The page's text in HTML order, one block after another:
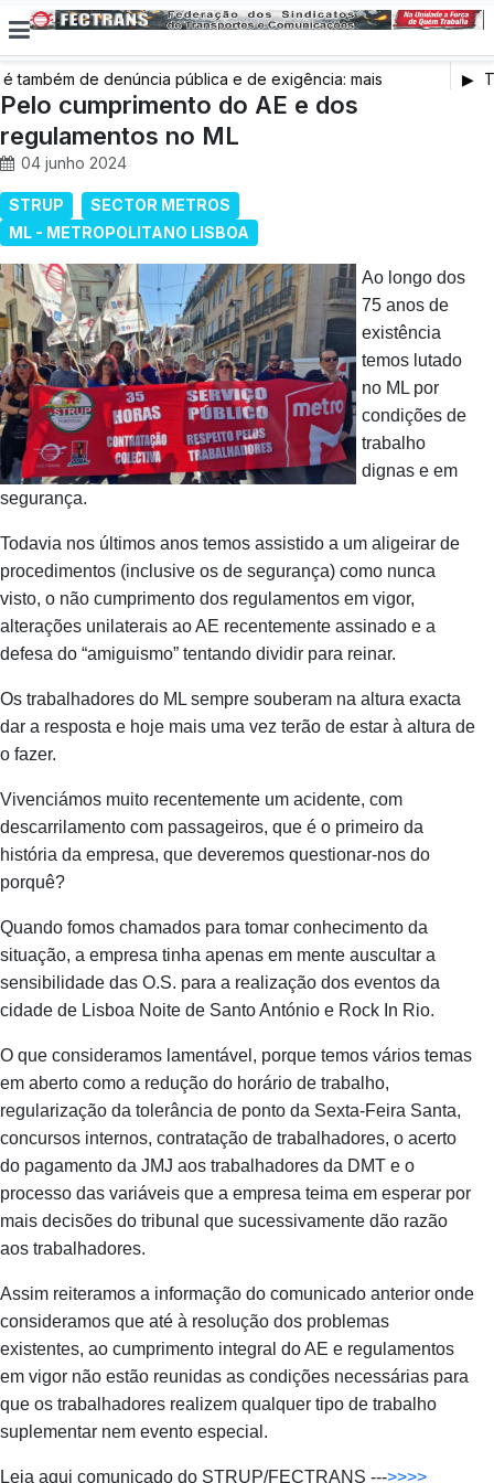
também de denúncia pública e de exigência: mais
saúde, mais condições de trabalho e mais SNS
Pelo cumprimento do AE e dos
regulamentos no ML
04 junho 2024
STRUP
SECTOR METROS
ML - METROPOLITANO LISBOA
Ao longo dos
75 anos de
existência
temos lutado
no ML por
condições de
trabalho
dignas e em
segurança.
Todavia nos últimos anos temos assistido a um aligeirar de
procedimentos (inclusive os de segurança) como nunca
visto, o não cumprimento dos regulamentos em vigor,
alterações unilaterais ao AE recentemente assinado e a
defesa do “amiguismo” tentando dividir para reinar.
Os trabalhadores do ML sempre souberam na altura exacta
dar a resposta e hoje mais uma vez terão de estar à altura de
o fazer.
Vivenciámos muito recentemente um acidente, com
descarrilamento com passageiros, que é o primeiro da
história da empresa, que deveremos questionar-nos do
porquê?
Quando fomos chamados para tomar conhecimento da
situação, a empresa tinha apenas em mente auscultar a
sensibilidade das O.S. para a realização dos eventos da
cidade de Lisboa Noite de Santo António e Rock In Rio.
O que consideramos lamentável, porque temos vários temas
em aberto como a redução do horário de trabalho,
regularização da tolerância de ponto da Sexta-Feira Santa,
concursos internos, contratação de trabalhadores, o acerto
do pagamento da JMJ aos trabalhadores da DMT e o
processo das variáveis que a empresa teima em esperar por
mais decisões do tribunal que sucessivamente dão razão
aos trabalhadores.
Assim reiteramos a informação do comunicado anterior onde
consideramos que até à resolução dos problemas
existentes, ao cumprimento integral do AE e regulamentos
em vigor não estão reunidas as condições necessárias para
que os trabalhadores realizem qualquer tipo de trabalho
suplementar nem evento especial.
Leia aqui comunicado do STRUP/FECTRANS --->>>>